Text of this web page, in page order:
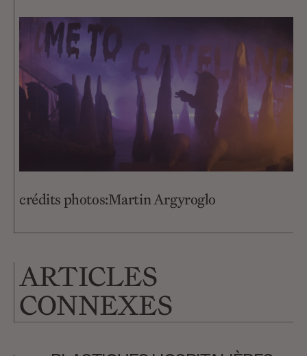
crédits photos:Martin Argyroglo
ARTICLES
CONNEXES